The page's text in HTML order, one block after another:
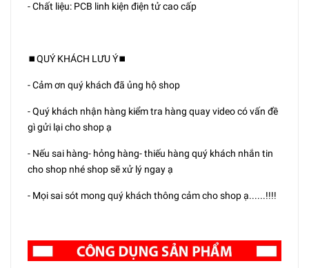
- Chất liệu: PCB linh kiện điện tử cao cấp
⏹️QUÝ KHÁCH LƯU Ý⏹️
- Cảm ơn quý khách đã ủng hộ shop
- Quý khách nhận hàng kiểm tra hàng quay video có vấn đề
gì gửi lại cho shop ạ
- Nếu sai hàng- hỏng hàng- thiếu hàng quý khách nhắn tin
cho shop nhé shop sẽ xử lý ngay ạ
- Mọi sai sót mong quý khách thông cảm cho shop ạ......!!!!